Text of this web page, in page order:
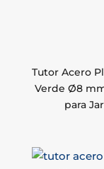
Tutor Acero
Verde Ø8
para